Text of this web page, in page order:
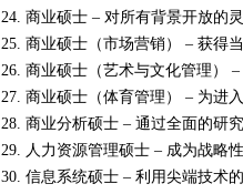
24. 商业硕士 – 对所有背景开放的
25. 商业硕士（市场营销） – 获得
26. 商业硕士（艺术与文化管理）
27. 商业硕士（体育管理） – 为进
28. 商业分析硕士 – 通过全面的研
29. 人力资源管理硕士 – 成为战略
30. 信息系统硕士 – 利用尖端技术